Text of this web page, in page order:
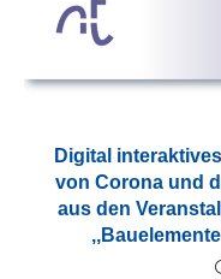
Digital
von Corona und
aus den